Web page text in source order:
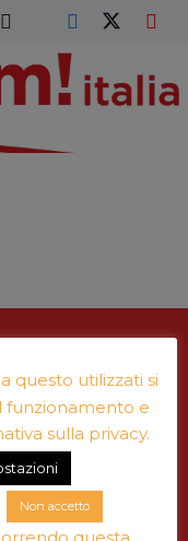
e note legali
questo utilizzati si
funzionamento e
sulla privacy.
Non accetto
questa